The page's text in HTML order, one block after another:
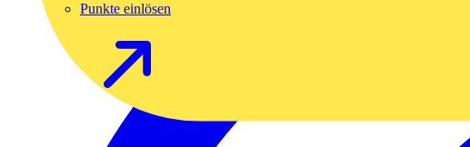
Punkte einlösen